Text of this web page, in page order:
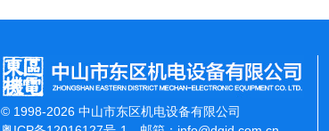
© 1998-2026 中山市东区机电设备有限公司